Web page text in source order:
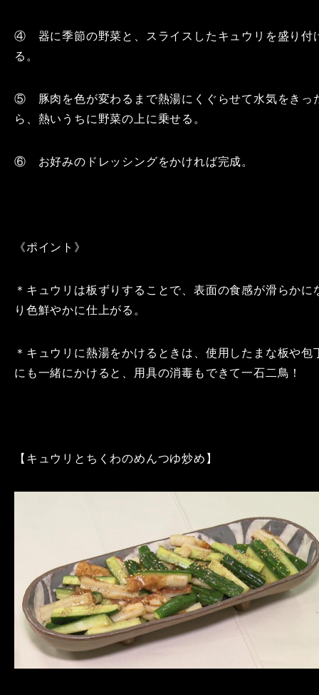
④ 器に季節の野菜と、スライスしたキュウリを盛り付
る。
⑤ 豚肉を色が変わるまで熱湯にくぐらせて水気をきっ
ら、熱いうちに野菜の上に乗せる。
⑥ お好みのドレッシングをかければ完成。
《ポイント》
＊キュウリは板ずりすることで、表面の食感が滑らかに
り色鮮やかに仕上がる。
＊キュウリに熱湯をかけるときは、使用したまな板や包
にも一緒にかけると、用具の消毒もできて一石二鳥！
【キュウリとちくわのめんつゆ炒め】